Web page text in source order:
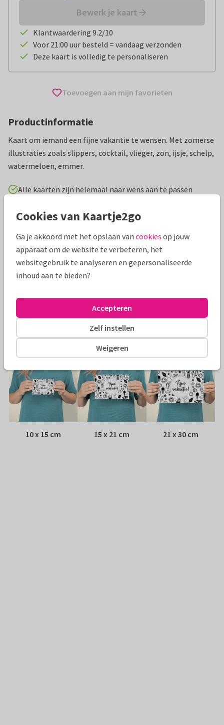
Bewerk je kaart
Klantwaardering 9.2/10
Voor 21:00 uur besteld = vandaag verzonden
Deze kaart is volledig te personaliseren
Toevoegen aan mijn favorieten
Productinformatie
Kaart om iemand een fijne vakantie te wensen. Met zomerse
illustraties zoals slippers, cocktail, vlieger, zon, ijsje, schelp,
watermeloen, emmer.
Alle kaarten zijn helemaal naar wens aan te passen
Vakantiekaarten Erica Zwart Designz
Specificaties bij deze kaart
Papiersoort: Kies uit 6 luxe papiersoorten
Adres: Achterop de kaart
Formaten
10 x 15 cm 15 x 21 cm 21 x 30 cm
Cookies van Kaartje2go
Ga je akkoord met het opslaan van cookies op jouw
apparaat om de website te verbeteren, het
websitegebruik te analyseren en gepersonaliseerde
inhoud aan te bieden?
Weigeren
Zelf instellen
Accepteren